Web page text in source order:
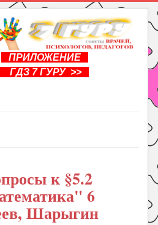
ПРИЛОЖЕНИЕ
ГДЗ 7 ГУРУ >>
к §5.2
6
Шарыгин